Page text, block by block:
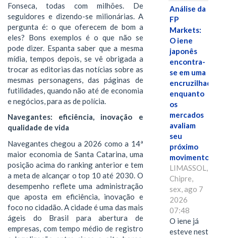
Fonseca, todas com milhões. De
seguidores e dizendo-se milionárias. A
pergunta é: o que oferecem de bom a
eles? Bons exemplos é o que não se
pode dizer. Espanta saber que a mesma
mídia, tempos depois, se vê obrigada a
trocar as editorias das notícias sobre as
mesmas personagens, das páginas de
futilidades, quando não até de economia
e negócios, para as de polícia.
Navegantes: eficiência, inovação e
qualidade de vida
Navegantes chegou a 2026 como a 14ª
maior economia de Santa Catarina, uma
posição acima do ranking anterior e tem
a meta de alcançar o top 10 até 2030. O
desempenho reflete uma administração
que aposta em eficiência, inovação e
foco no cidadão. A cidade é uma das mais
ágeis do Brasil para abertura de
empresas, com tempo médio de registro
Análise da
FP
Markets:
O iene
japonês
encontra-
se em uma
encruzilhada
enquanto
os
mercados
avaliam
seu
próximo
movimento.
LIMASSOL,
Chipre,
sex, ago 7
2026
07:48
O iene já
esteve nesta